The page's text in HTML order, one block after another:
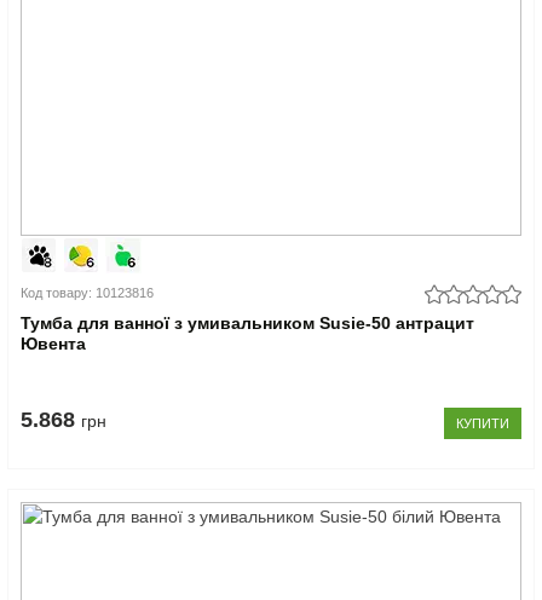
Код товару: 10123816
Тумба для ванної з умивальником Susie-50 антрацит
Ювента
5.868 грн КУПИТИ